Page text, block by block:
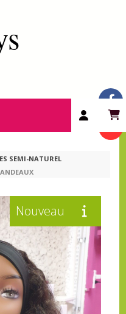
SEMI-NATUREL